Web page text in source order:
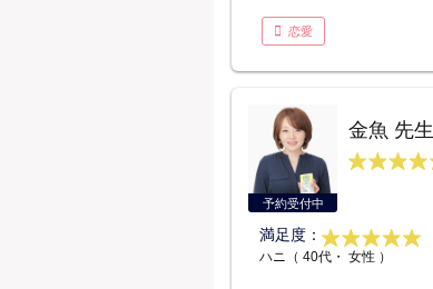
恋愛
予約受付中
金魚 先生
満足度：
ハニ（ 40代・ 女性 ）